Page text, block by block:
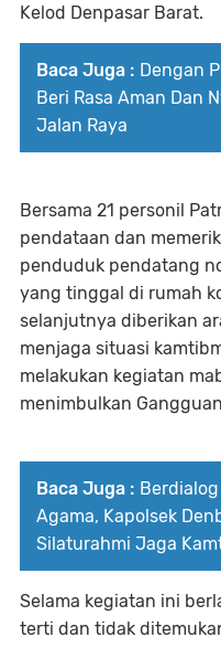
Kelod Denpasar Barat.
Baca Juga : Dengan
Beri Rasa Aman Dan
Jalan Raya
Bersama 21 personil
pendataan dan
penduduk pendatang
yang tinggal di rumah
selanjutnya diberikan
menjaga situasi
melakukan kegiatan
menimbulkan
Baca Juga : Berdialog
Agama, Kapolsek
Silaturahmi Jaga
Selama kegiatan ini
terti dan tidak